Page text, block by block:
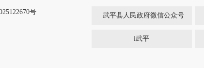
号 武平县人民政府微信公众号
i武平